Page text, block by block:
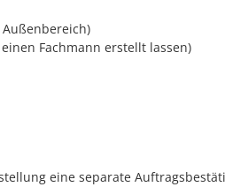
Fachmann erstellt lassen)
eine separate